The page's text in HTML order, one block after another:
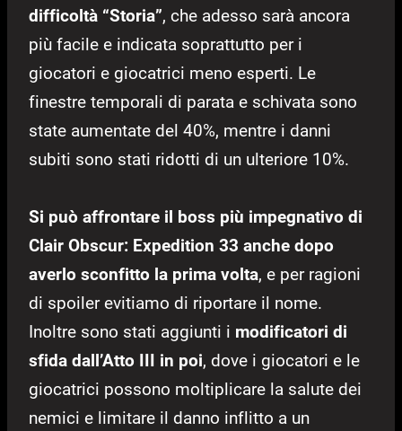
difficoltà “Storia”, che adesso sarà ancora
più facile e indicata soprattutto per i
giocatori e giocatrici meno esperti. Le
finestre temporali di parata e schivata sono
state aumentate del 40%, mentre i danni
subiti sono stati ridotti di un ulteriore 10%.
Si può affrontare il boss più impegnativo di
Clair Obscur: Expedition 33 anche dopo
averlo sconfitto la prima volta, e per ragioni
di spoiler evitiamo di riportare il nome.
Inoltre sono stati aggiunti i modificatori di
sfida dall’Atto III in poi, dove i giocatori e le
giocatrici possono moltiplicare la salute dei
nemici e limitare il danno inflitto a un